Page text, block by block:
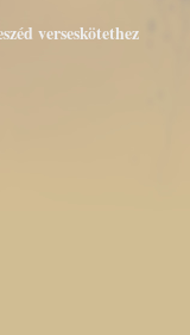
verseskötethez